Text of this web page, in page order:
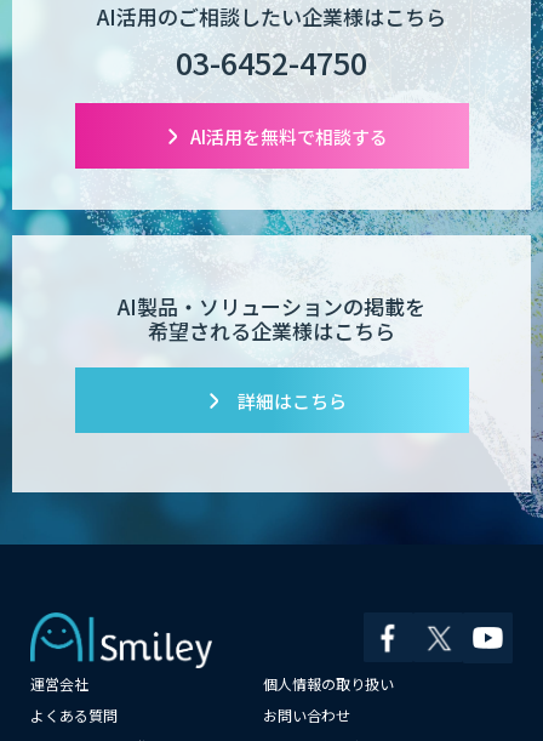
AI活用のご相談したい企業様はこちら
03-6452-4750
AI活用を無料で相談する
AI製品・ソリューションの掲載を
希望される企業様はこちら
詳細はこちら
運営会社
個人情報の取り扱い
よくある質問
お問い合わせ